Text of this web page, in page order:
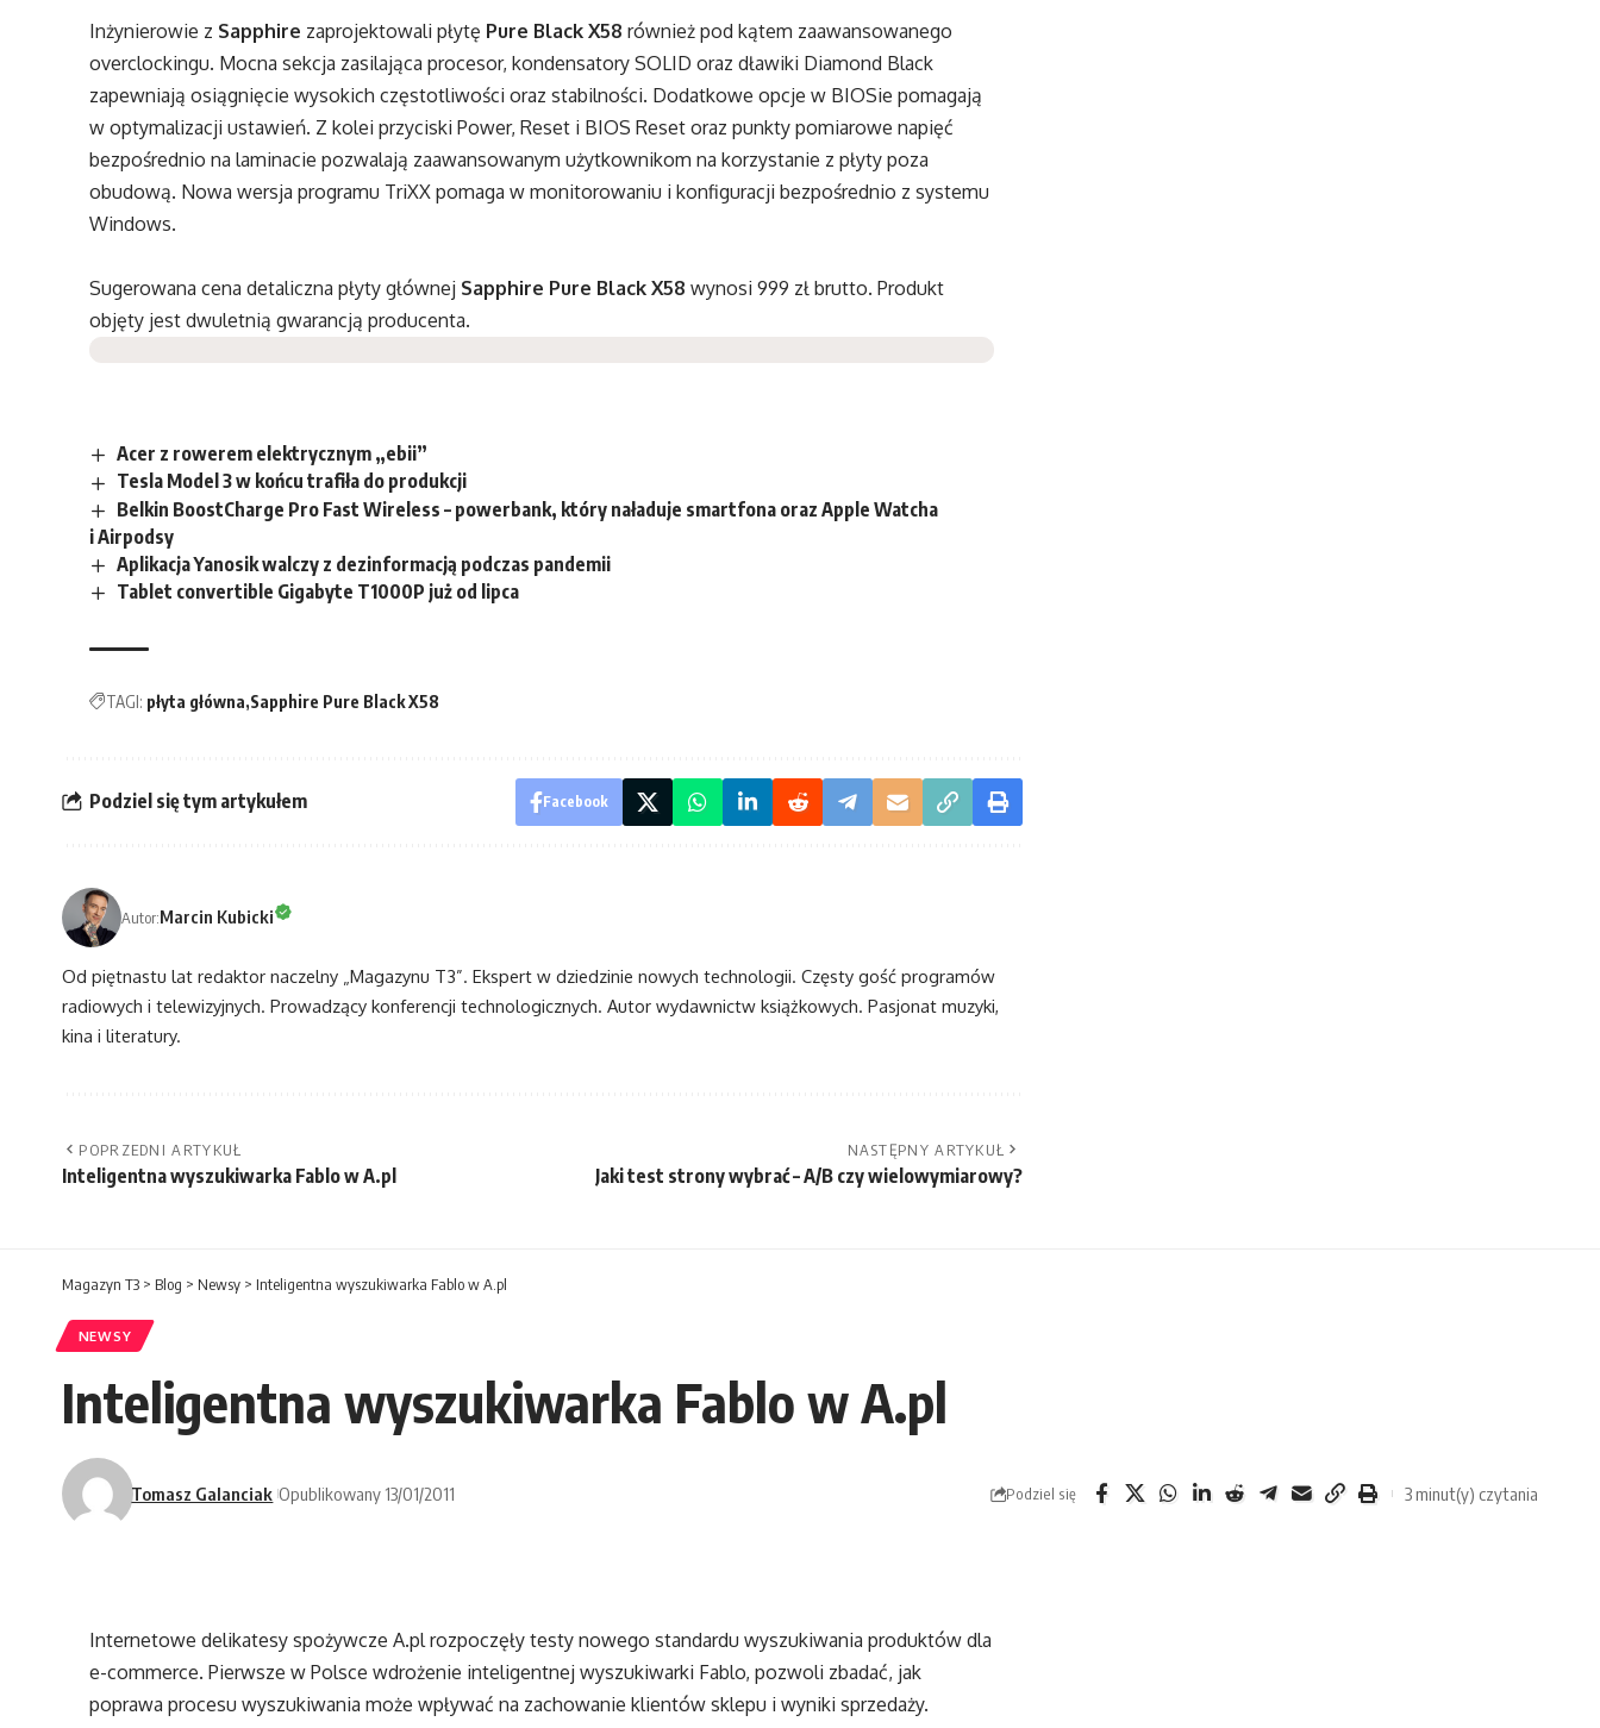
Inżynierowie z Sapphire zaprojektowali płytę Pure Black X58 również pod kątem zaawansowanego
overclockingu. Mocna sekcja zasilająca procesor, kondensatory SOLID oraz dławiki Diamond Black
zapewniają osiągnięcie wysokich częstotliwości oraz stabilności. Dodatkowe opcje w BIOSie pomagają
w optymalizacji ustawień. Z kolei przyciski Power, Reset i BIOS Reset oraz punkty pomiarowe napięć
bezpośrednio na laminacie pozwalają zaawansowanym użytkownikom na korzystanie z płyty poza
obudową. Nowa wersja programu TriXX pomaga w monitorowaniu i konfiguracji bezpośrednio z systemu
Windows.
Sugerowana cena detaliczna płyty głównej Sapphire Pure Black X58 wynosi 999 zł brutto. Produkt
objęty jest dwuletnią gwarancją producenta.
Acer z rowerem elektrycznym „ebii”
Tesla Model 3 w końcu trafiła do produkcji
Belkin BoostCharge Pro Fast Wireless – powerbank, który naładuje smartfona oraz Apple Watcha
i Airpodsy
Aplikacja Yanosik walczy z dezinformacją podczas pandemii
Tablet convertible Gigabyte T1000P już od lipca
TAGI: płyta główna Sapphire Pure Black X58
Podziel się tym artykułem Facebook
Autor:Marcin Kubicki
Od piętnastu lat redaktor naczelny „Magazynu T3”. Ekspert w dziedzinie nowych technologii. Częsty gość programów
radiowych i telewizyjnych. Prowadzący konferencji technologicznych. Autor wydawnictw książkowych. Pasjonat muzyki,
kina i literatury.
POPRZEDNI ARTYKUŁ
Inteligentna wyszukiwarka Fablo w A.pl
NASTĘPNY ARTYKUŁ
Jaki test strony wybrać – A/B czy wielowymiarowy?
Magazyn T3 > Blog > Newsy > Inteligentna wyszukiwarka Fablo w A.pl
NEWSY
Inteligentna wyszukiwarka Fablo w A.pl
Tomasz Galanciak Opublikowany 13/01/2011 Podziel się 3 minut(y) czytania
Internetowe delikatesy spożywcze A.pl rozpoczęły testy nowego standardu wyszukiwania produktów dla
e-commerce. Pierwsze w Polsce wdrożenie inteligentnej wyszukiwarki Fablo, pozwoli zbadać, jak
poprawa procesu wyszukiwania może wpływać na zachowanie klientów sklepu i wyniki sprzedaży.